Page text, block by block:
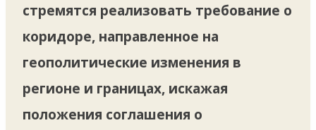
стремятся реализовать требование о
коридоре, направленное на
геополитические изменения в
регионе и границах, искажая
положения соглашения о